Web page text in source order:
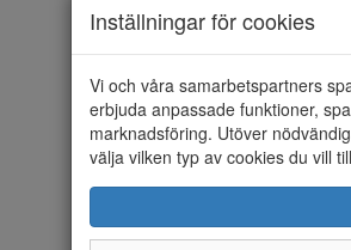
Inställningar för cookies
Vi och våra samarbetspartners
erbjuda anpassade funktioner,
marknadsföring. Utöver
välja vilken typ av cookies du vill